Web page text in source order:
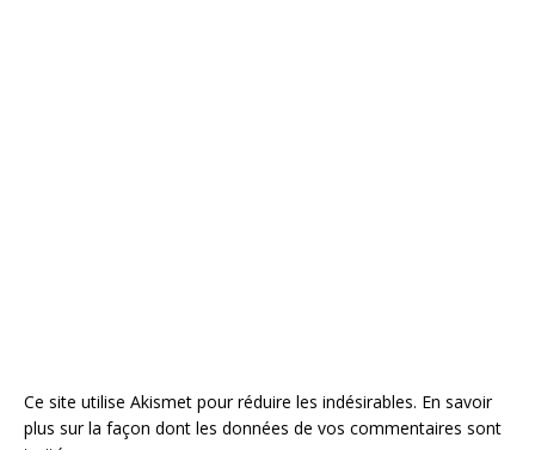
Ce site utilise Akismet pour réduire les indésirables. En savoir
plus sur la façon dont les données de vos commentaires sont